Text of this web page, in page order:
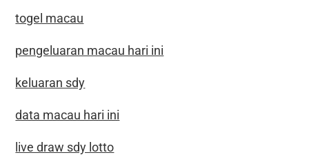
togel macau
pengeluaran macau hari ini
keluaran sdy
data macau hari ini
live draw sdy lotto